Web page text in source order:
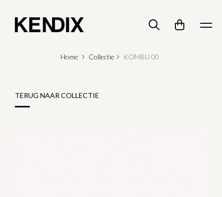
Home Collectie KOMBU 00
TERUG NAAR COLLECTIE